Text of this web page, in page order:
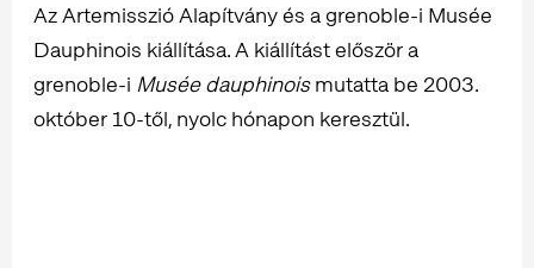
Az Artemisszió Alapítvány és a grenoble-i Musée
Dauphinois kiállítása. A kiállítást először a
grenoble-i Musée dauphinoismutatta be 2003.
október 10-től, nyolc hónapon keresztül.